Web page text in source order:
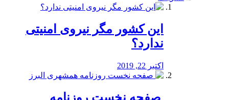
این کشور مگر نیروی امنیتی
ندارد؟
اکتبر 22, 2019
️ صفحه نخست روزنامه‌